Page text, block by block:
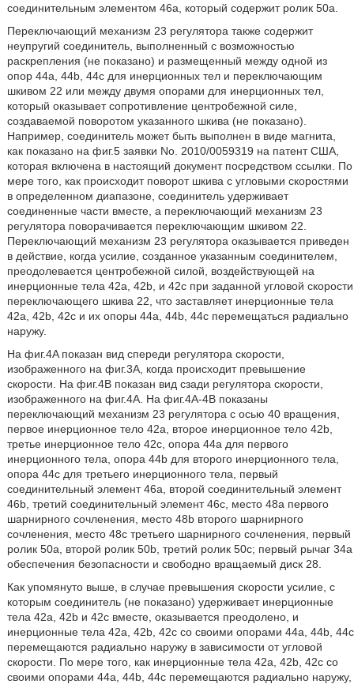
соединительным элементом 46а, который содержит ролик 50а.
Переключающий механизм 23 регулятора также содержит
неупругий соединитель, выполненный с возможностью
раскрепления (не показано) и размещенный между одной из
опор 44a, 44b, 44c для инерционных тел и переключающим
шкивом 22 или между двумя опорами для инерционных тел,
который оказывает сопротивление центробежной силе,
создаваемой поворотом указанного шкива (не показано).
Например, соединитель может быть выполнен в виде магнита,
как показано на фиг.5 заявки No. 2010/0059319 на патент США,
которая включена в настоящий документ посредством ссылки. По
мере того, как происходит поворот шкива с угловыми скоростями
в определенном диапазоне, соединитель удерживает
соединенные части вместе, а переключающий механизм 23
регулятора поворачивается переключающим шкивом 22.
Переключающий механизм 23 регулятора оказывается приведен
в действие, когда усилие, созданное указанным соединителем,
преодолевается центробежной силой, воздействующей на
инерционные тела 42a, 42b, и 42c при заданной угловой скорости
переключающего шкива 22, что заставляет инерционные тела
42a, 42b, 42c и их опоры 44a, 44b, 44c перемещаться радиально
наружу.
На фиг.4A показан вид спереди регулятора скорости,
изображенного на фиг.3A, когда происходит превышение
скорости. На фиг.4B показан вид сзади регулятора скорости,
изображенного на фиг.4A. На фиг.4A-4B показаны
переключающий механизм 23 регулятора с осью 40 вращения,
первое инерционное тело 42a, второе инерционное тело 42b,
третье инерционное тело 42c, опора 44a для первого
инерционного тела, опора 44b для второго инерционного тела,
опора 44c для третьего инерционного тела, первый
соединительный элемент 46a, второй соединительный элемент
46b, третий соединительный элемент 46c, место 48a первого
шарнирного сочленения, место 48b второго шарнирного
сочленения, место 48c третьего шарнирного сочленения, первый
ролик 50а, второй ролик 50b, третий ролик 50c; первый рычаг 34a
обеспечения безопасности и свободно вращаемый диск 28.
Как упомянуто выше, в случае превышения скорости усилие, с
которым соединитель (не показано) удерживает инерционные
тела 42a, 42b и 42c вместе, оказывается преодолено, и
инерционные тела 42a, 42b, 42c со своими опорами 44a, 44b, 44c
перемещаются радиально наружу в зависимости от угловой
скорости. По мере того, как инерционные тела 42a, 42b, 42c со
своими опорами 44a, 44b, 44c перемещаются радиально наружу,